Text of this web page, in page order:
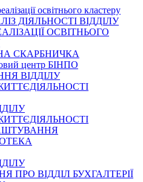
освітнього кластеру
ДІЯЛЬНОСТІ ВІДДІЛУ
ОСВІТНЬОГО
СКАРБНИЧКА
центр БІНПО
ВІДДІЛУ
ПРО ВІДДІЛ БУХГАЛТЕРІЇ